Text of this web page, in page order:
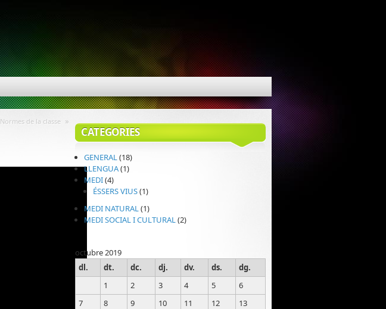
Normes de la classe »
CATEGORIES
GENERAL(18)
LLENGUA(1)
MEDI(4)
ÉSSERS VIUS(1)
MEDI NATURAL(1)
MEDI SOCIAL I CULTURAL(2)
octubre 2019
dl.
dt. dc. dj. dv. ds. dg.
1 2 3 4 5
6
7
8 9 10 11 12
13